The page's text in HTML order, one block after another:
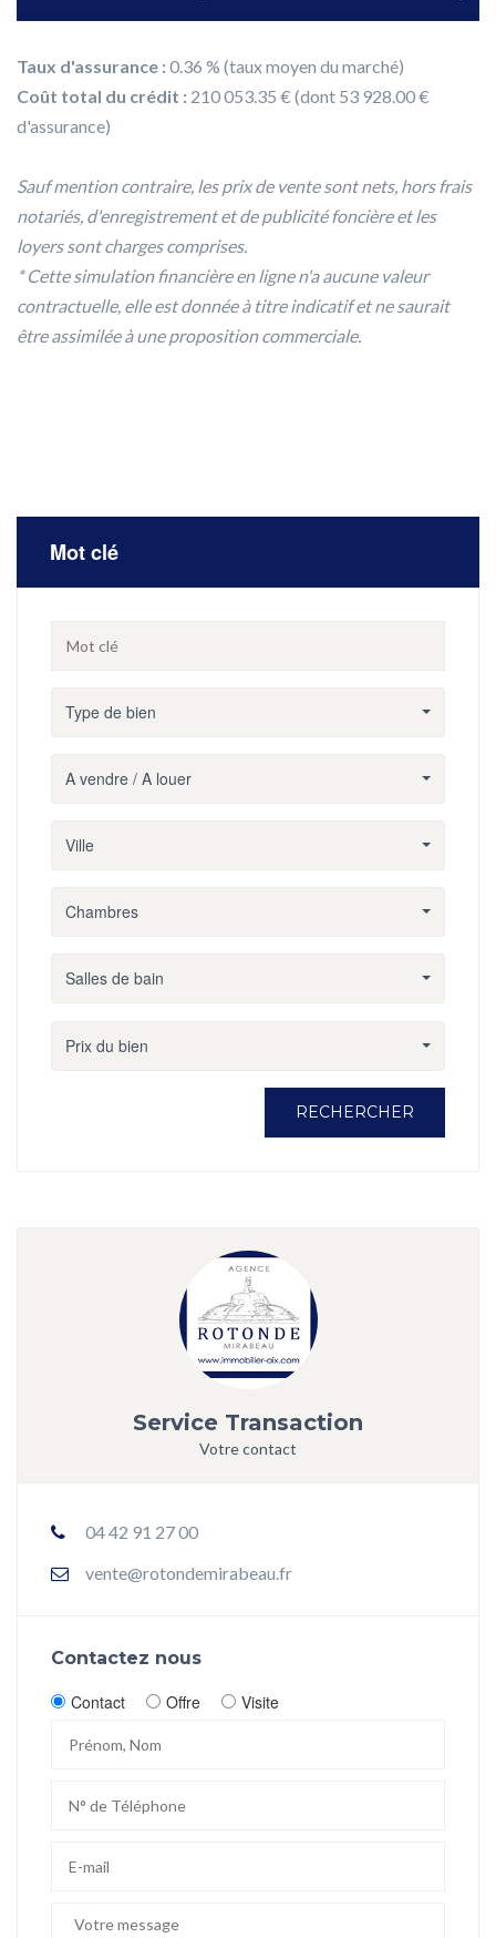
Taux d'assurance :0.36 % (taux moyen du marché)
Coût total du crédit : 210 053.35 € (dont 53 928.00 €
d'assurance)
Sauf mention contraire, les prix de vente sont nets, hors frais
notariés, d'enregistrement et de publicité foncière et les
loyers sont charges comprises.
* Cette simulation financière en ligne n'a aucune valeur
contractuelle, elle est donnée à titre indicatif et ne saurait
être assimilée à une proposition commerciale.
Mot clé
Type de bien
A vendre / A louer
Ville
Chambres
Salles de bain
Prix du bien
RECHERCHER
Service Transaction
Votre contact
04 42 91 27 00
vente@rotondemirabeau.fr
Contactez nous
Contact Offre Visite